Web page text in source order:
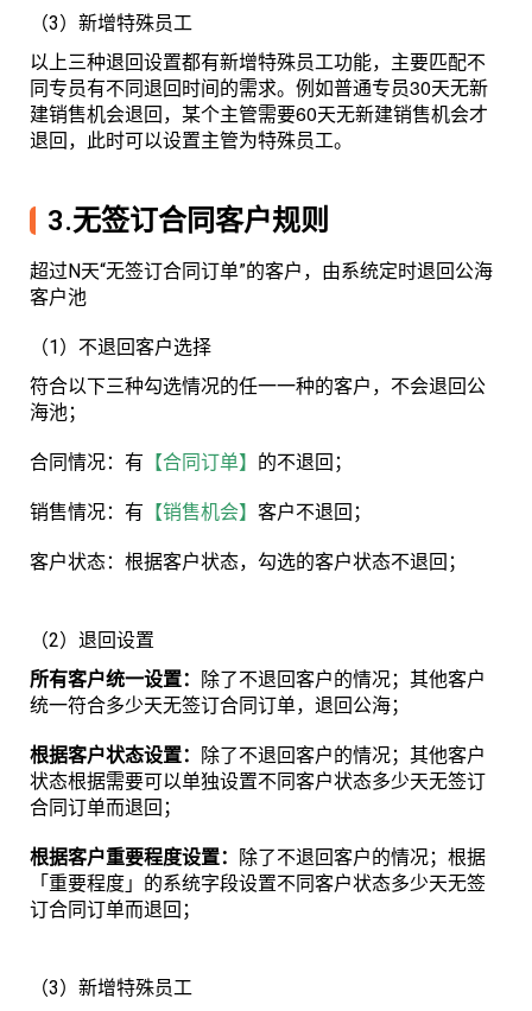
（3）新增特殊员工
以上三种退回设置都有新增特殊员工功能，主要匹配不
同专员有不同退回时间的需求。例如普通专员30天无新
建销售机会退回，某个主管需要60天无新建销售机会才
退回，此时可以设置主管为特殊员工。
3.无签订合同客户规则
超过N天“无签订合同订单”的客户，由系统定时退回公海
客户池
（1）不退回客户选择
符合以下三种勾选情况的任一一种的客户，不会退回公
海池；
合同情况：有 【合同订单】 的不退回；
销售情况：有 【销售机会】 客户不退回；
客户状态：根据客户状态，勾选的客户状态不退回；
（2）退回设置
所有客户统一设置： 除了不退回客户的情况；其他客户
统一符合多少天无签订合同订单，退回公海；
根据客户状态设置： 除了不退回客户的情况；其他客户
状态根据需要可以单独设置不同客户状态多少天无签订
合同订单而退回；
根据客户重要程度设置： 除了不退回客户的情况；根据
「重要程度」的系统字段设置不同客户状态多少天无签
订合同订单而退回；
（3）新增特殊员工